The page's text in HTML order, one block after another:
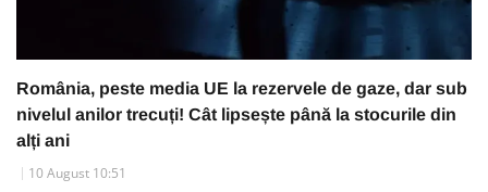
România, peste media UE la rezervele de gaze, dar sub
nivelul anilor trecuți! Cât lipsește până la stocurile din
alți ani
10 August 10:51